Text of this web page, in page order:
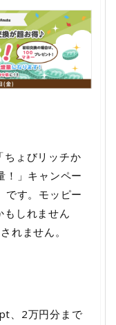
ちょびリッチか
！」キャンペー
です。モッピー
もしれません
れません。
、2万円分まで